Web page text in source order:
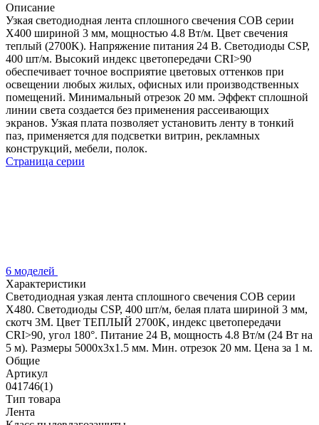
Описание
Узкая светодиодная лента сплошного свечения COB серии
X400 шириной 3 мм, мощностью 4.8 Вт/м. Цвет свечения
теплый (2700K). Напряжение питания 24 В. Светодиоды CSP,
400 шт/м. Высокий индекс цветопередачи CRI>90
обеспечивает точное восприятие цветовых оттенков при
освещении любых жилых, офисных или производственных
помещений. Минимальный отрезок 20 мм. Эффект сплошной
линии света создается без применения рассеивающих
экранов. Узкая плата позволяет установить ленту в тонкий
паз, применяется для подсветки витрин, рекламных
конструкций, мебели, полок.
Страница серии
6 моделей
Характеристики
Светодиодная узкая лента сплошного свечения COB серии
X480. Светодиоды CSP, 400 шт/м, белая плата шириной 3 мм,
скотч 3M. Цвет ТЕПЛЫЙ 2700K, индекс цветопередачи
CRI>90, угол 180°. Питание 24 В, мощность 4.8 Вт/м (24 Вт на
5 м). Размеры 5000х3х1.5 мм. Мин. отрезок 20 мм. Цена за 1 м.
Общие
Артикул
041746(1)
Тип товара
Лента